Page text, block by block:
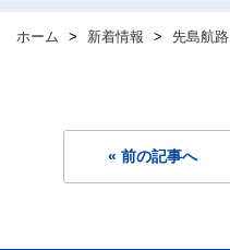
ホーム 新着情報 先島航
« 前の記事へ